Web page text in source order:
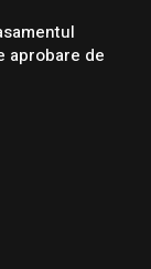
aprobare de